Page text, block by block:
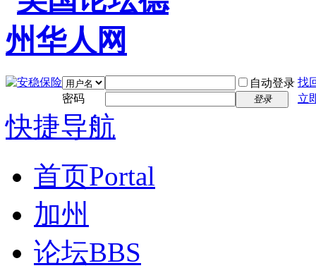
自动登录 找
密码
登录 立
快捷导航
首页Portal
加州
论坛BBS